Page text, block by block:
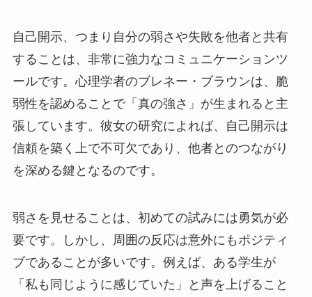
自己開示、つまり自分の弱さや失敗を他者と共有
することは、非常に強力なコミュニケーションツ
ールです。心理学者のブレネー・ブラウンは、脆
弱性を認めることで「真の強さ」が生まれると主
張しています。彼女の研究によれば、自己開示は
信頼を築く上で不可欠であり、他者とのつながり
を深める鍵となるのです。
弱さを見せることは、初めての試みには勇気が必
要です。しかし、周囲の反応は意外にもポジティ
ブであることが多いです。例えば、ある学生が
「私も同じように感じていた」と声を上げること